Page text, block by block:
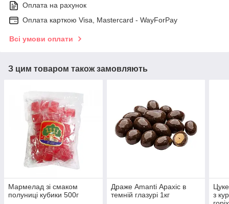
Оплата на рахунок
Оплата карткою Visa, Mastercard - WayForPay
Всі умови оплати
З цим товаром також замовляють
Мармелад зі смаком
полуниці кубики 500г
Драже Amanti Арахіс в
темній глазурі 1кг
з